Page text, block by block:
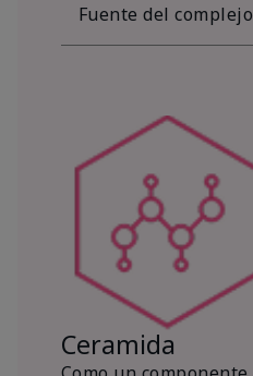
Fuente del complejo
Ceramida